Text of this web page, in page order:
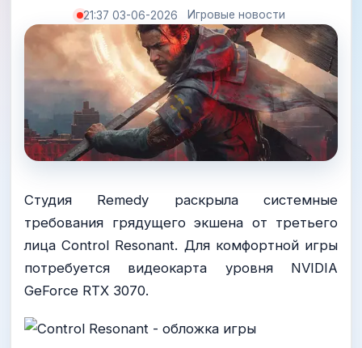
21:37 03-06-2026 Игровые новости
Студия Remedy раскрыла системные
требования грядущего экшена от третьего
лица Control Resonant. Для комфортной игры
потребуется видеокарта уровня NVIDIA
GeForce RTX 3070.